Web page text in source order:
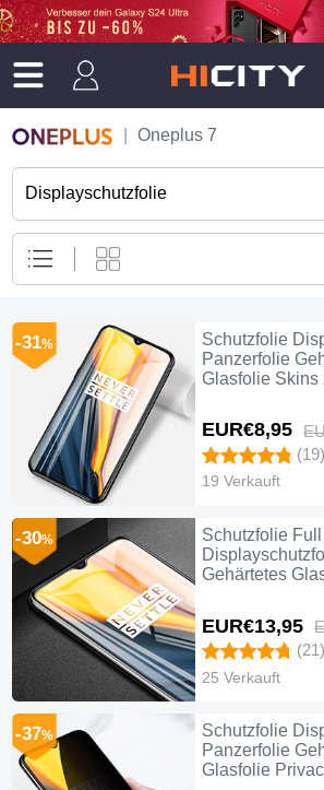
Oneplus 7
Displayschutzfolie
Schutzfolie
Panzerfolie
Glasfolie Skins
EUR€8,95
-31%
(19)
19 Verkauft
Schutzfolie
Gehärtetes
EUR€13,95
-30%
(21)
25 Verkauft
Schutzfolie
Panzerfolie
Glasfolie
-37%